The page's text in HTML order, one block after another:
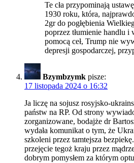
Te cła przypominają
1930 roku, która,
2gr do pogłębienia
poprzez tłumienie handlu i
pomocą ceł, Trump nie
depresji gospodarczej,
Bzymbzymk pisze:
17 listopada 2024 o 16:32
Ja liczę na sojusz rosyjsko-
państw na RP. Od strony
zorganizowane, bodajże dr
wydała komunikat o tym, że
szkoleni przez tamtejsza
przejęcie tegoż kraju przez
dobrym pomysłem za którym